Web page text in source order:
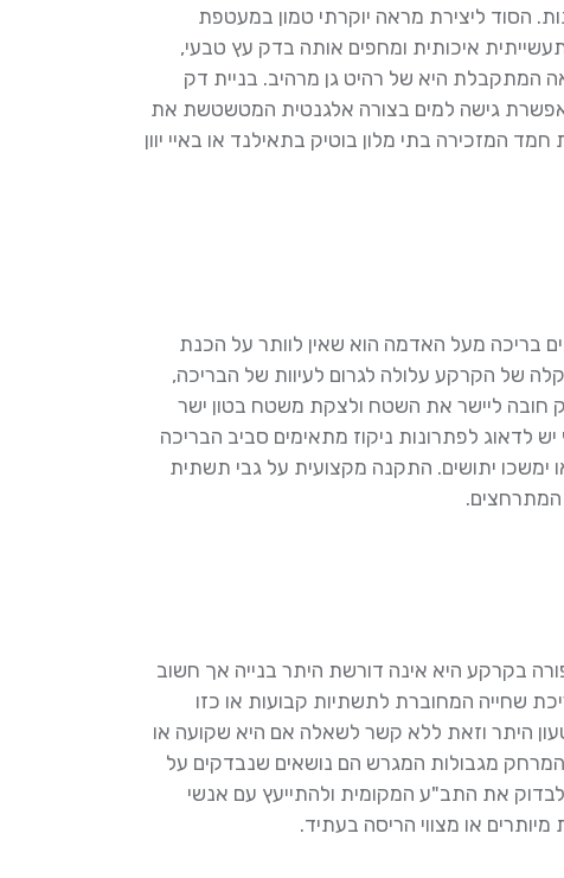
הסוד ליצירת מראה יוקרתי טמון במעטפת
איכותית ומחפים אותה בדק עץ טבעי,
המתקבלת היא של רהיט גן מרהיב. בניית דק
גישה למים בצורה אלגנטית המטשטשת את
המזכירה בתי מלון בוטיק בתאילנד או באיי יוון
בריכה מעל האדמה הוא שאין לוותר על הכנת
של הקרקע עלולה לגרום לעיוות של הבריכה,
חובה ליישר את השטח ולצקת משטח בטון ישר
לדאוג לפתרונות ניקוז מתאימים סביב הבריכה
ימשכו יתושים. התקנה מקצועית על גבי תשתית
המתרחצים.
בקרקע היא אינה דורשת היתר בנייה אך חשוב
שחייה המחוברת לתשתיות קבועות או כזו
היתר וזאת ללא קשר לשאלה אם היא שקועה או
מגבולות המגרש הם נושאים שנבדקים על
לבדוק את התב"ע המקומית ולהתייעץ עם אנשי
או מצווי הריסה בעתיד.